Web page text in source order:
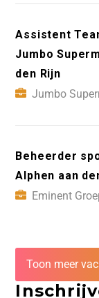
Assistent
Jumbo
den Rijn
Jumbo
Beheerder
Alphen aan
Eminent
Toon meer